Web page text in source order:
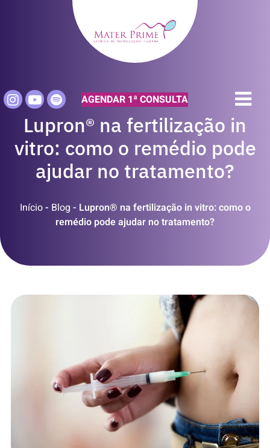
AGENDAR 1ª CONSULTA
Lupron® na fertilização in
vitro: como o remédio pode
ajudar no tratamento?
Início- Blog - Lupron® na fertilização in vitro: como o
remédio pode ajudar no tratamento?